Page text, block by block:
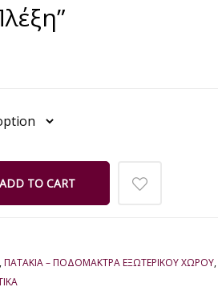
ADD TO CART
,ΠΑΤΆΚΙΑ – ΠΟΔΌΜΑΚΤΡΑ ΕΞΩΤΕΡΙΚΟΎ ΧΏΡΟΥ,